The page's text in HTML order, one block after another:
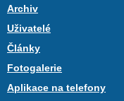
Archiv
Uživatelé
Články
Fotogalerie
Aplikace na telefony